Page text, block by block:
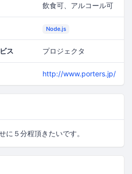
飲食可、アルコール可
Node.js
ス プロジェクタ
http://www.porters.jp/
に５分程頂きたいです。